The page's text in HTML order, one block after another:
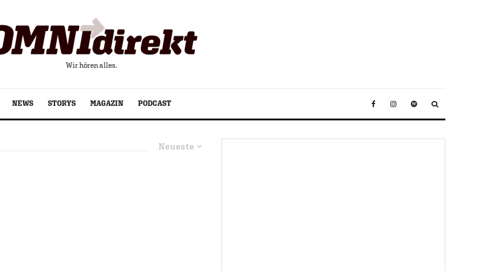
Wir hören alles.
NEWS STORYS MAGAZIN PODCAST
Neueste